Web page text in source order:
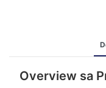
Overview sa